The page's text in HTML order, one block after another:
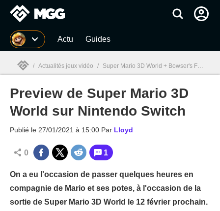
MGG Actu Guides
MGG
/ Actualités jeux vidéo / Super Mario 3D World + Bowser's Fury
Preview de Super Mario 3D
World sur Nintendo Switch
Publié le 27/01/2021 à 15:00 Par Lloyd
0 1
On a eu l'occasion de passer quelques heures en
compagnie de Mario et ses potes, à l'occasion de la
sortie de Super Mario 3D World le 12 février prochain.